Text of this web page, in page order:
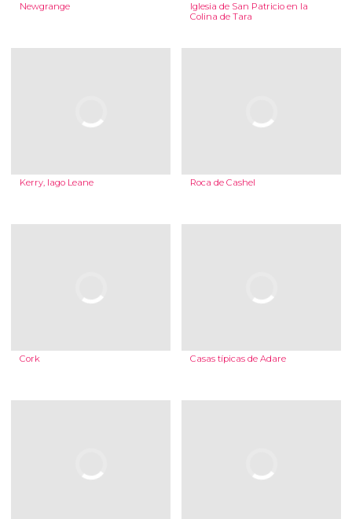
Newgrange
Iglesia de San Patricio en la
Colina de Tara
Kerry, lago Leane Roca de Cashel
Cork Casas típicas de Adare